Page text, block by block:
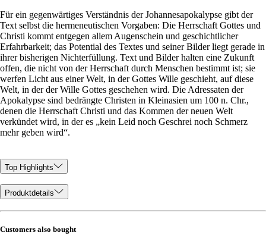
Für ein gegenwärtiges Verständnis der Johannesapokalypse gibt der
Text selbst die hermeneutischen Vorgaben: Die Herrschaft Gottes und
Christi kommt entgegen allem Augenschein und geschichtlicher
Erfahrbarkeit; das Potential des Textes und seiner Bilder liegt gerade in
ihrer bisherigen Nichterfüllung. Text und Bilder halten eine Zukunft
offen, die nicht von der Herrschaft durch Menschen bestimmt ist; sie
werfen Licht aus einer Welt, in der Gottes Wille geschieht, auf diese
Welt, in der der Wille Gottes geschehen wird. Die Adressaten der
Apokalypse sind bedrängte Christen in Kleinasien um 100 n. Chr.,
denen die Herrschaft Christi und das Kommen der neuen Welt
verkündet wird, in der es „kein Leid noch Geschrei noch Schmerz
mehr geben wird“.
Top Highlights
Produktdetails
Customers also bought